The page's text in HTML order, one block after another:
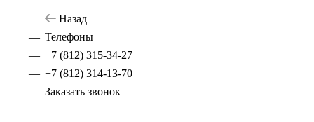
Назад
Телефоны
+7 (812) 315-34-27
+7 (812) 314-13-70
Заказать звонок